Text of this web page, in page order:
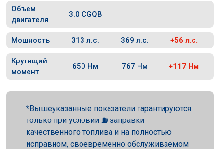
Объем
двигателя
3.0 CGQB
Мощность 313 л.с. 369 л.с. +56 л.с.
Крутящий
момент
650 Нм 767 Нм +117 Нм
Вышеуказанные показатели гарантируются
только при условии ⛽ заправки
качественного топлива и на полностью
исправном, своевременно обслуживаемом